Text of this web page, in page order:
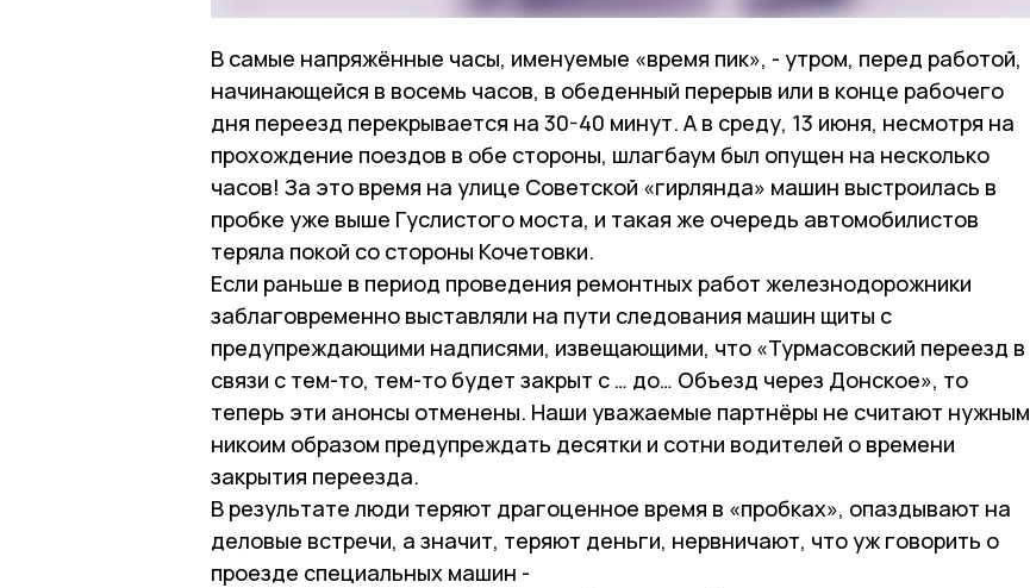
В самые напряжённые часы, именуемые «время пик», - утром, перед работой,
начинающейся в восемь часов, в обеденный перерыв или в конце рабочего
дня переезд перекрывается на 30-40 минут. А в среду, 13 июня, несмотря на
прохождение поездов в обе стороны, шлагбаум был опущен на несколько
часов! За это время на улице Советской «гирлянда» машин выстроилась в
пробке уже выше Гуслистого моста, и такая же очередь автомобилистов
теряла покой со стороны Кочетовки.
Если раньше в период проведения ремонтных работ железнодорожники
заблаговременно выставляли на пути следования машин щиты с
предупреждающими надписями, извещающими, что «Турмасовский переезд в
связи с тем-то, тем-то будет закрыт с … до… Объезд через Донское», то
теперь эти анонсы отменены. Наши уважаемые партнёры не считают нужным
никоим образом предупреждать десятки и сотни водителей о времени
закрытия переезда.
В результате люди теряют драгоценное время в «пробках», опаздывают на
деловые встречи, а значит, теряют деньги, нервничают, что уж говорить о
проезде специальных машин -